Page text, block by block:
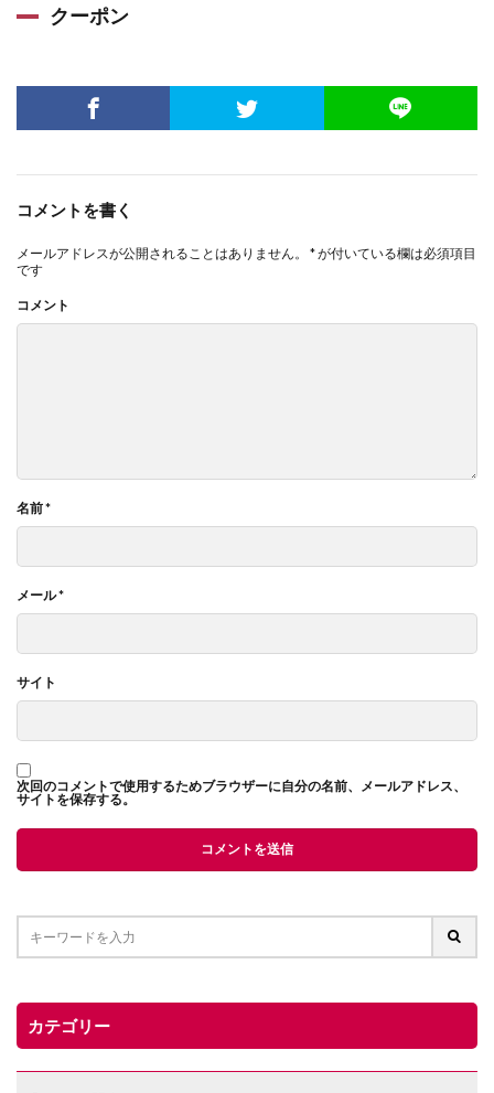
クーポン
コメントを書く
メールアドレスが公開されることはありません。 *が付いている欄は必須項目
です
コメント
名前*
メール*
サイト
次回のコメントで使用するためブラウザーに自分の名前、メールアドレス、
サイトを保存する。
カテゴリー